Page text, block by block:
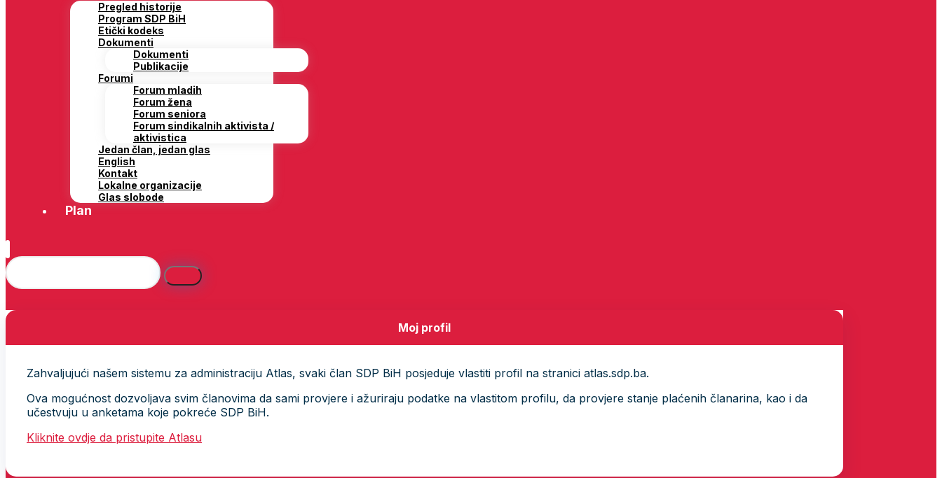
Pregled historije
Program SDP BiH
Etički kodeks
Dokumenti
Dokumenti
Publikacije
Forumi
Forum mladih
Forum žena
Forum seniora
Forum sindikalnih aktivista /
aktivistica
Jedan član, jedan glas
English
Kontakt
Lokalne organizacije
Glas slobode
Plan
Moj profil
Zahvaljujući našem sistemu za administraciju Atlas, svaki član SDP BiH posjeduje vlastiti profil na stranici atlas.sdp.ba.
Ova mogućnost dozvoljava svim članovima da sami provjere i ažuriraju podatke na vlastitom profilu, da provjere stanje plaćenih članarina, kao i da
učestvuju u anketama koje pokreće SDP BiH.
Kliknite ovdje da pristupite Atlasu